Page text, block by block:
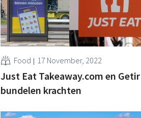
Food 17 November, 2022
Just Eat Takeaway.com en Getir
bundelen krachten